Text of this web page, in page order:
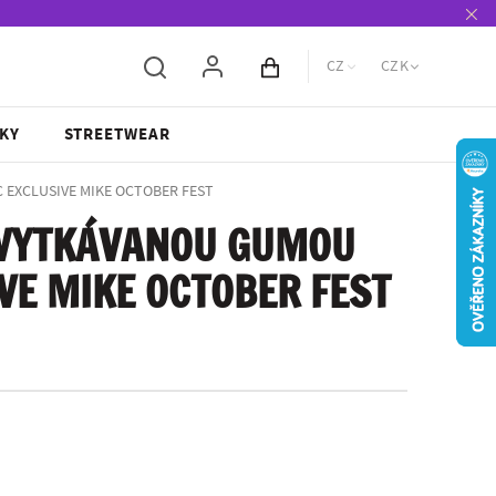
Obsah košíku
CZ CZK
STREETWEAR
MIKE OCTOBER FEST
GUMOU
MIKE OCTOBER FEST